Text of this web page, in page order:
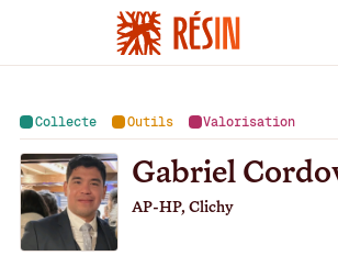
Gabriel Cordova
Collecte Outils Valorisation
Gabriel
AP-HP, Clichy